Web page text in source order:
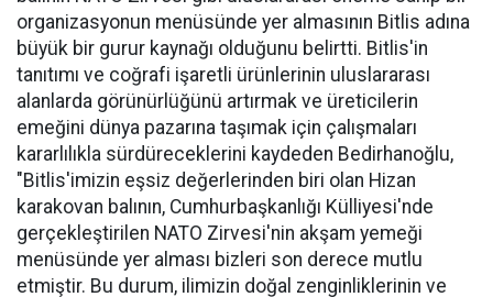
organizasyonun menüsünde yer almasının Bitlis adına
büyük bir gurur kaynağı olduğunu belirtti. Bitlis'in
tanıtımı ve coğrafi işaretli ürünlerinin uluslararası
alanlarda görünürlüğünü artırmak ve üreticilerin
emeğini dünya pazarına taşımak için çalışmaları
kararlılıkla sürdüreceklerini kaydeden Bedirhanoğlu,
"Bitlis'imizin eşsiz değerlerinden biri olan Hizan
karakovan balının, Cumhurbaşkanlığı Külliyesi'nde
gerçekleştirilen NATO Zirvesi'nin akşam yemeği
menüsünde yer alması bizleri son derece mutlu
etmiştir. Bu durum, ilimizin doğal zenginliklerinin ve